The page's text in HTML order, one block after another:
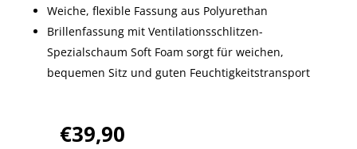
Weiche, flexible Fassung aus Polyurethan
Brillenfassung mit Ventilationsschlitzen-
Spezialschaum Soft Foam sorgt für weichen,
bequemen Sitz und guten Feuchtigkeitstransport
€39,90